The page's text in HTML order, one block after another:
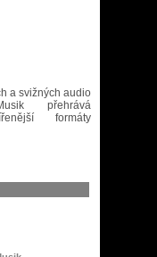
a svižných audio
přehrává
formáty